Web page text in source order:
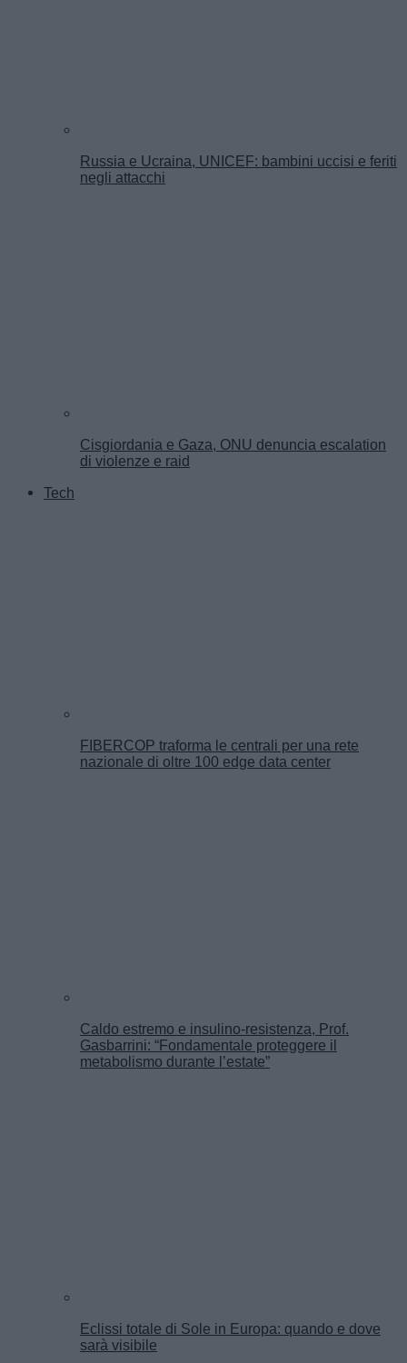
Russia e Ucraina, UNICEF: bambini uccisi e feriti
negli attacchi
Cisgiordania e Gaza, ONU denuncia escalation
di violenze e raid
Tech
FIBERCOP traforma le centrali per una rete
nazionale di oltre 100 edge data center
Caldo estremo e insulino-resistenza, Prof.
Gasbarrini: “Fondamentale proteggere il
metabolismo durante l’estate”
Eclissi totale di Sole in Europa: quando e dove
sarà visibile